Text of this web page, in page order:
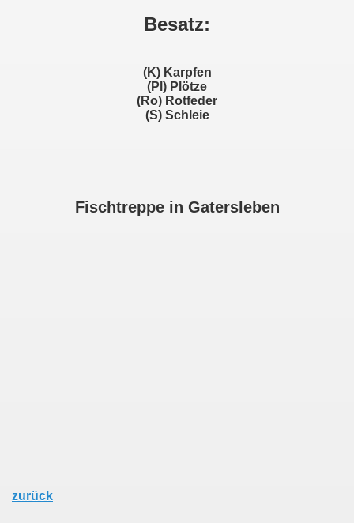
Besatz:
(K) Karpfen
(Pl) Plötze
(Ro) Rotfeder
(S) Schleie
Fischtreppe in Gatersleben
zurück